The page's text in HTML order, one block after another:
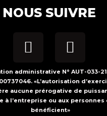
NOUS SUIVRE
administrative N° AUT-033-
«L’autorisation
aucune prérogative de
à l’entreprise ou aux personnes
bénéficient»